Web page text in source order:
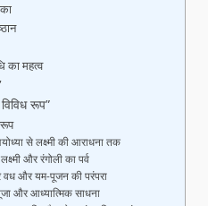
का महत्व
रूप”
रूप
से लक्ष्मी की आराधना तक
और रंगोली का पर्व
वध और यम-पूजन की परंपरा
और आध्यात्मिक साधना